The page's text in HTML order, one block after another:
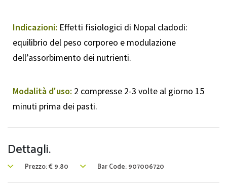
Indicazioni: Effetti fisiologici di Nopal cladodi:
equilibrio del peso corporeo e modulazione
dell’assorbimento dei nutrienti.
Modalità d'uso: 2 compresse 2-3 volte al giorno 15
minuti prima dei pasti.
Dettagli.
Prezzo:€9.80 Bar Code: 907006720